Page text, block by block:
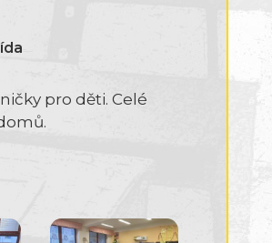
pro děti. Celé